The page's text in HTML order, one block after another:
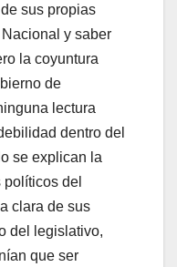
sus propias
y saber
la coyuntura
de
lectura
dentro del
se explican la
del
clara de sus
del legislativo,
que ser